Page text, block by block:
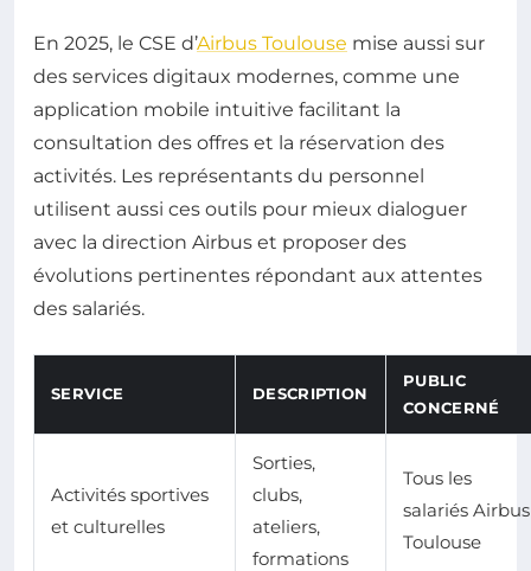
En 2025, le CSE d’Airbus Toulouse mise aussi sur
des services digitaux modernes, comme une
application mobile intuitive facilitant la
consultation des offres et la réservation des
activités. Les représentants du personnel
utilisent aussi ces outils pour mieux dialoguer
avec la direction Airbus et proposer des
évolutions pertinentes répondant aux attentes
des salariés.
SERVICE DESCRIPTION
PUBLIC
CONCERNÉ
Activités sportives
et culturelles
Sorties,
clubs,
ateliers,
formations
Tous les
salariés Airbus
Toulouse